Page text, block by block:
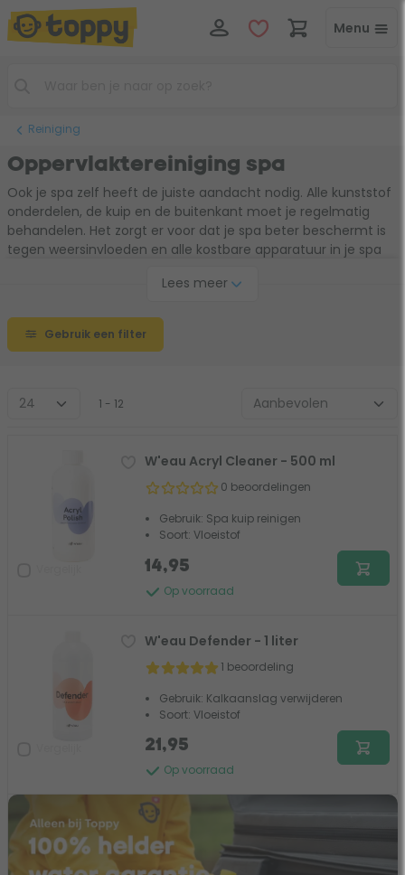
Menu
Reiniging
Oppervlaktereiniging spa
Ook je spa zelf heeft de juiste aandacht nodig. Alle kunststof
onderdelen, de kuip en de buitenkant moet je regelmatig
behandelen. Het zorgt er voor dat je spa beter beschermt is
tegen weersinvloeden en alle kostbare apparatuur in je spa
doen bij het vervangen van het water, dus normaal
Lees meer
Gebruik een filter
1 - 12
W'eau Acryl Cleaner - 500 ml
0 beoordelingen
Gebruik: Spa kuip reinigen
Soort: Vloeistof
Op voorraad
14,95
W'eau Defender - 1 liter
1 beoordeling
Gebruik: Kalkaanslag verwijderen
Soort: Vloeistof
Op voorraad
21,95